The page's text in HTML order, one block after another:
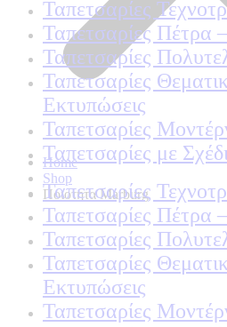
Home
Shop
Ποιοτητα Marburg
Ταπετσαρίες
Ταπετσαρίες Πέτρα
Ταπετσαρίες
Ταπετσαρίες
Εκτυπώσεις
Ταπετσαρίες
Ταπετσαρίες με
Ταπετσαρίες
Ταπετσαρίες Πέτρα
Ταπετσαρίες
Ταπετσαρίες
Εκτυπώσεις
Ταπετσαρίες